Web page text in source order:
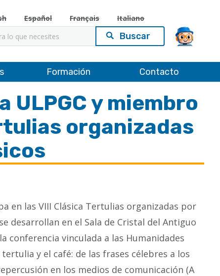
Español Français
Italiano
Formación Contacto
y miembro
organizadas
en las VIII Clásica Tertulias organizadas por
desarrollan en el Sala de Cristal del Antiguo
conferencia vinculada a las Humanidades
y el café: de las frases célebres a los
en los medios de comunicación (A